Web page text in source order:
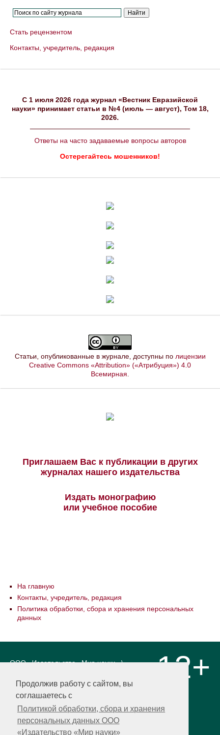
Продолжив работу с сайтом, вы
соглашаетесь с
Политикой обработки, сбора и хранения
персональных данных ООО
«Издательство «Мир науки»
Стать рецензентом
Контакты, учредитель, редакция
C 1 июля 2026 года журнал «Вестник Евразийской
науки» принимает статьи в №4 (июль — август), Том 18,
2026.
Ответы на часто задаваемые вопросы авторов
Остерегайтесь мошенников!
Статьи, опубликованные в журнале, доступны по лицензии
Creative Commons «Attribution» («Атрибуция») 4.0
Всемирная
Приглашаем Вас к публикации в других
журналах нашего издательства
Издать монографию
или учебное пособие
На главную
Контакты, учредитель, редакция
Политика обработки, сбора и хранения персональных
данных
ООО «Издательство «Мир науки» \
LLC Материалы, размещенные на сайте,
охраняются Законом о защите авторских
прав. Публикация любых материалов
этого сайта запрещена без
предварительного согласования с
издательством. Авторские права на
12+